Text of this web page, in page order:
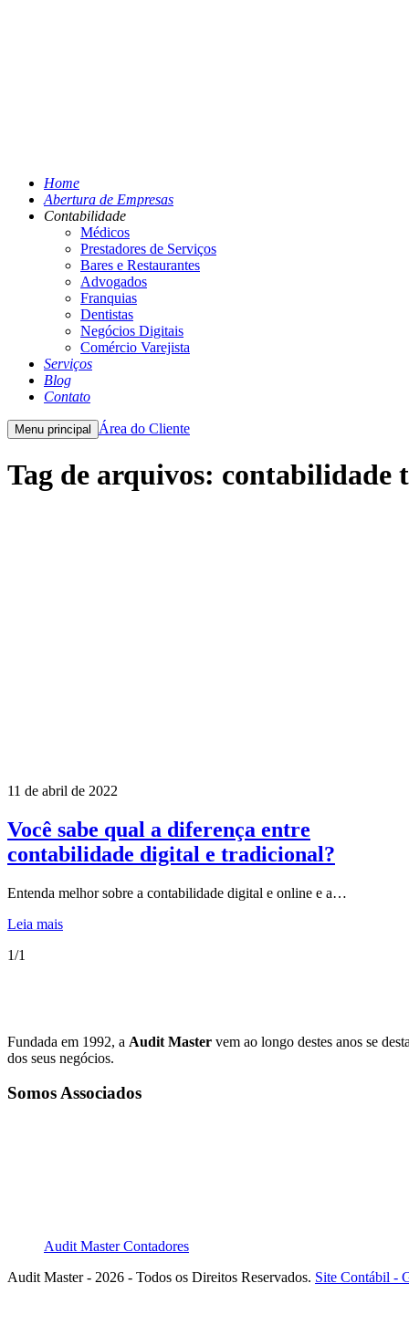
Home
Abertura de Empresas
Contabilidade
Médicos
Prestadores de Serviços
Bares e Restaurantes
Advogados
Franquias
Dentistas
Negócios Digitais
Comércio Varejista
Serviços
Blog
Contato
Menu principal Área do Cliente
Tag de arquivos: contabilidade
11 de abril de 2022
Você sabe qual a diferença entre
contabilidade digital e tradicional?
Entenda melhor sobre a contabilidade digital e online e a…
Leia mais
1/1
Fundada em 1992, a Audit Master vem ao longo destes anos se
dos seus negócios.
Somos Associados
Audit Master Contadores
Audit Master - 2026 - Todos os Direitos Reservados. Site Contábil -